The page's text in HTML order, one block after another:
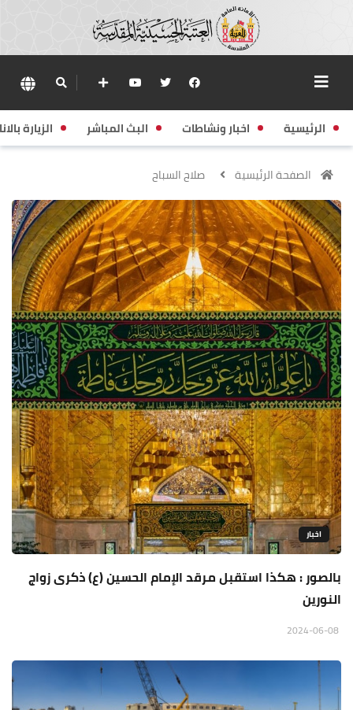
الرئيسية اخبار ونشاطات البث المباشر الزيارة
الصفحة الرئيسية صلاح السباح
اخبار
بالصور : هكذا استقبل مرقد الإمام الحسين (ع) ذكرى زواج
النورين